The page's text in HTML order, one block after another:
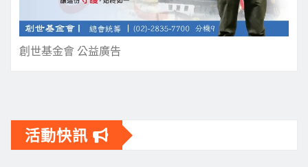
創世基金會 公益廣告
活動快訊